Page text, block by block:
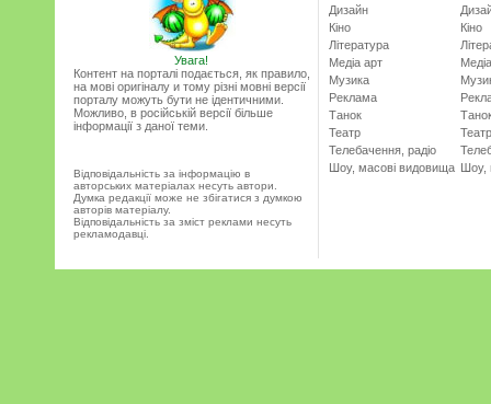
Увага!
Контент на порталі подається, як правило,
на мові оригіналу и тому різні мовні версії
порталу можуть бути не ідентичними.
Можливо, в російській версії більше
інформації з даної теми.
Відповідальність за інформацію в
авторських матеріалах несуть автори.
Думка редакції може не збігатися з думкою
авторів матеріалу.
Відповідальність за зміст реклами несуть
рекламодавці.
Дизайн
Кіно
Література
Медіа арт
Музика
Реклама
Танок
Театр
Телебачення, радіо
Шоу, масові видовища
Кіно
Театр
Шоу,